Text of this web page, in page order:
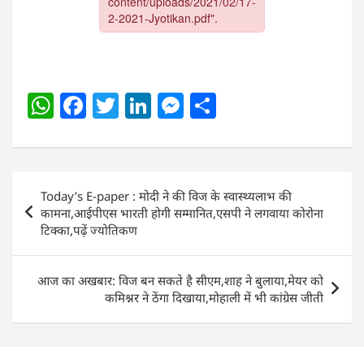
W
at
s
A
p
p
F
c
e
b
o
o
k
T
itt
er
Li
k
e
dI
M
ss
e
n
er
ar
e
navigation
Today’s E-paper : मोदी ने की विज के स्वास्थ्यलाभ की
कामना,आईपीएस भारती होगी सम्मानित,एसपी ने लगवाया कोरोना
टिक्का,पढ़ें ज्योतिकण
आज का अखबार: विज बन सकते है सीएम,शाह ने बुलाया,मेयर को
कमिश्नर ने ठेंगा दिखाया,मोहाली में भी कांग्रेस जीती